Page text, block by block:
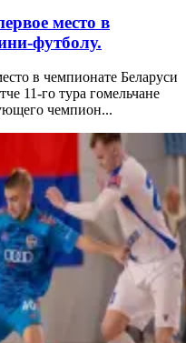
место в
футболу.
в чемпионате Беларуси
11-го тура гомельчане
чемпион...